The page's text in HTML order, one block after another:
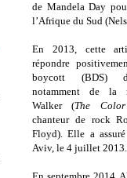
de Mandela Day
l’Afrique du Sud
En 2013, cette
répondre
boycott (BDS)
notamment de la
Walker (The
chanteur de rock
Floyd). Elle a
Aviv, le 4 juillet